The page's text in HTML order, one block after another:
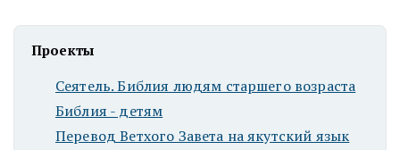
Проекты
Сеятель. Библия людям старшего возраста
Библия - детям
Перевод Ветхого Завета на якутский язык